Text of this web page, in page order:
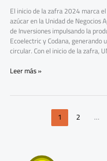
El inicio de la zafra 2024 marca
azúcar en la Unidad de Negocios
de Inversiones impulsando la
Ecoelectric y Codana,
circular. Con el inicio de la zafra,
Leer más »
1 2 …